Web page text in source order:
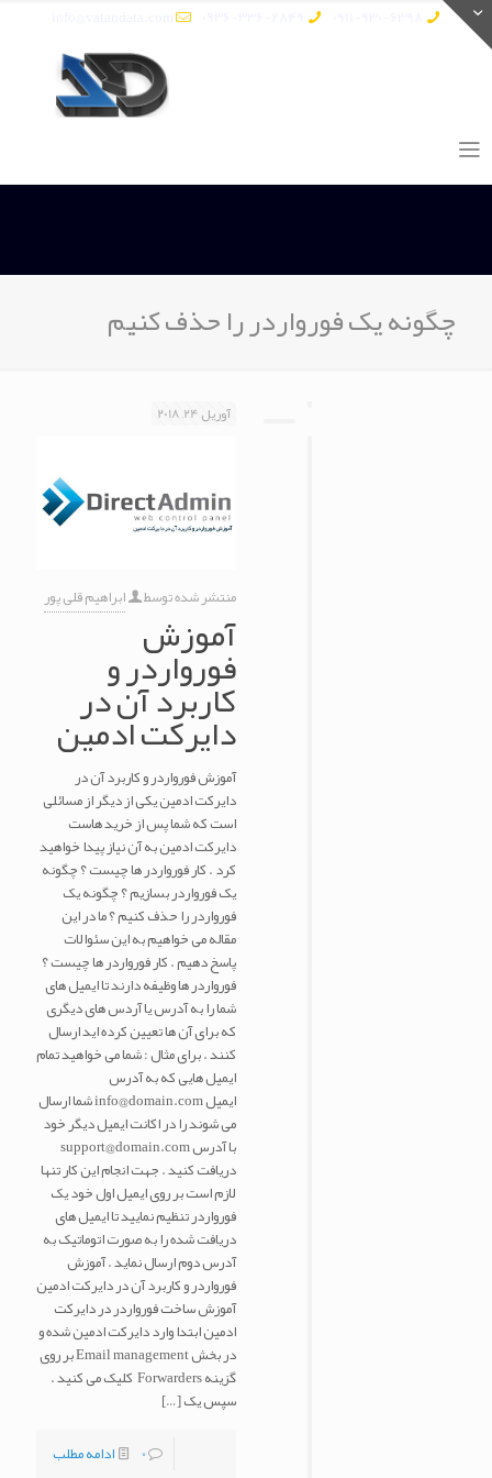
چگونه یک فورواردر را حذف کنیم
آوریل 24, 2018
منتشر شده توسط ابراهیم قلی پور
آموزش
فورواردر و
کاربرد آن در
دایرکت ادمین
آموزش فورواردر و کاربرد آن در
دایرکت ادمین یکی از دیگر از مسائلی
است که شما پس از خرید هاست
دایرکت ادمین به آن نیاز پیدا خواهید
کرد . کار فورواردر ها چیست ؟ چگونه
یک فورواردر بسازیم ؟ چگونه یک
فورواردر را حذف کنیم ؟ ما در این
مقاله می خواهیم به این سئوالات
پاسخ دهیم . کار فورواردر ها چیست ؟
فورواردر ها وظیفه دارند تا ایمیل های
شما را به آدرس یا آردس های دیگری
که برای آن ها تعیین کرده اید ارسال
کنند . برای مثال : شما می خواهید تمام
ایمیل هایی که به آدرس
ایمیل info@domain.com شما ارسال
می شوند را در اکانت ایمیل دیگر خود
با آدرس support@domain.com
دریافت کنید . جهت انجام این کار تنها
لازم است بر روی ایمیل اول خود یک
فورواردر تنظیم نمایید تا ایمیل های
دریافت شده را به صورت اتوماتیک به
آدرس دوم ارسال نماید . آموزش
فورواردر و کاربرد آن در دایرکت ادمین
آموزش ساخت فورواردر در دایرکت
ادمین ابتدا وارد دایرکت ادمین شده و
در بخش Email management بر روی
گزینه Forwarders کلیک می کنید .
سپس یک[…]
0
ادامه مطلب